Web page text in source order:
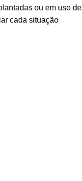
ou em uso de
cada situação